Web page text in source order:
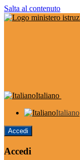
Salta al contenuto
Italiano
Italiano
Accedi
Accedi